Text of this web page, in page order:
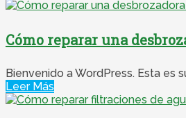
Cómo reparar una
Bienvenido a WordPress. Esta es
Leer Más